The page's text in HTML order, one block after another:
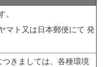
マト又は日本郵便にて 発
きましては、各種環境